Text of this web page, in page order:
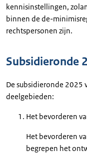
kennisinstellingen,
binnen de de-
rechtspersonen zijn.
Subsidieronde
De subsidieronde 2025
deelgebieden:
Het bevorderen
Het bevorderen
begrepen het